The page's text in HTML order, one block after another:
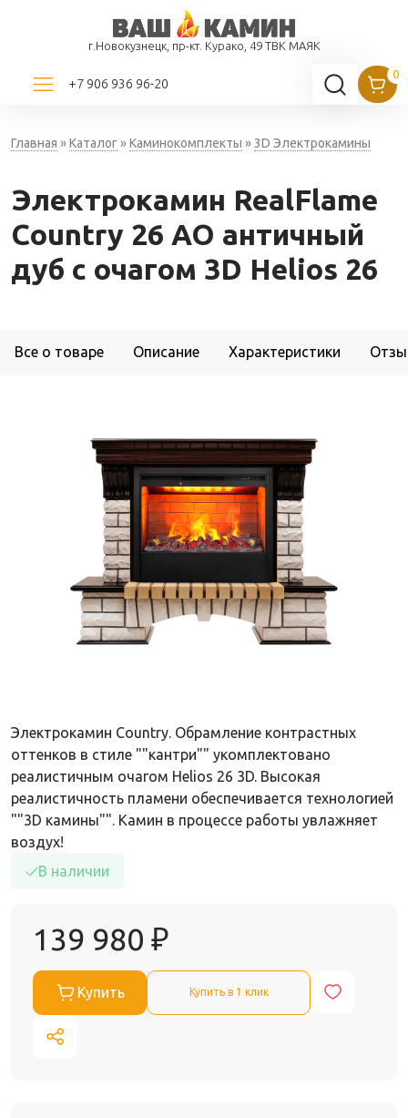
г.Новокузнецк, пр-кт. Курако, 49 ТВК МАЯК
+7 906 936 96-20
Главная »Каталог»Каминокомплекты »3D Электрокамины
Электрокамин RealFlame
Country 26 AO античный
дуб с очагом 3D Helios 26
Все о товаре Описание Характеристики
Электрокамин Country. Обрамление контрастных
оттенков в стиле ""кантри"" укомплектовано
реалистичным очагом Helios 26 3D. Высокая
реалистичность пламени обеспечивается технологией
""3D камины"". Камин в процессе работы увлажняет
воздух!
В наличии
139 980 ₽
Купить Купить в 1 клик